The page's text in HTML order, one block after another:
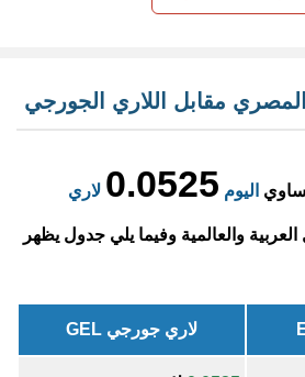
مقابل اللاري الجورجي
اليوم 0.0525 لاري
والعالمية وفيما يلي جدول يظهر
لاري جورجي GEL